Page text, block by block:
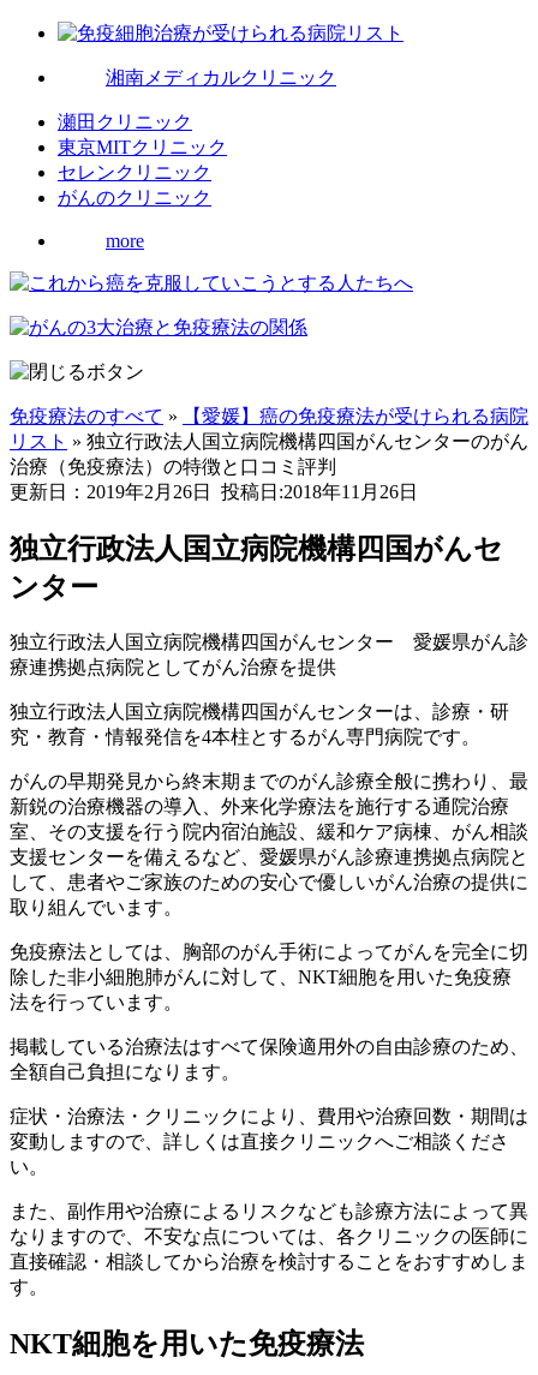
湘南メディカルクリニック
瀬田クリニック
東京MITクリニック
セレンクリニック
がんのクリニック
more
免疫療法のすべて »
【愛媛】癌の免疫療法が受けられる病院
リスト » 独立行政法人国立病院機構四国がんセンターのがん
治療（免疫療法）の特徴と口コミ評判
更新日：2019年2月26日
投稿日:2018年11月26日
独立行政法人国立病院機構四国がんセ
ンター
独立行政法人国立病院機構四国がんセンター 愛媛県がん診
療連携拠点病院としてがん治療を提供
独立行政法人国立病院機構四国がんセンターは、診療・研
究・教育・情報発信を4本柱とするがん専門病院です。
がんの早期発見から終末期までのがん診療全般に携わり、最
新鋭の治療機器の導入、外来化学療法を施行する通院治療
室、その支援を行う院内宿泊施設、緩和ケア病棟、がん相談
支援センターを備えるなど、愛媛県がん診療連携拠点病院と
して、患者やご家族のための安心で優しいがん治療の提供に
取り組んでいます。
免疫療法としては、胸部のがん手術によってがんを完全に切
除した非小細胞肺がんに対して、NKT細胞を用いた免疫療
法を行っています。
掲載している治療法はすべて保険適用外の自由診療のため、
全額自己負担になります。
症状・治療法・クリニックにより、費用や治療回数・期間は
変動しますので、詳しくは直接クリニックへご相談くださ
い。
また、副作用や治療によるリスクなども診療方法によって異
なりますので、不安な点については、各クリニックの医師に
直接確認・相談してから治療を検討することをおすすめしま
す。
NKT細胞を用いた免疫療法